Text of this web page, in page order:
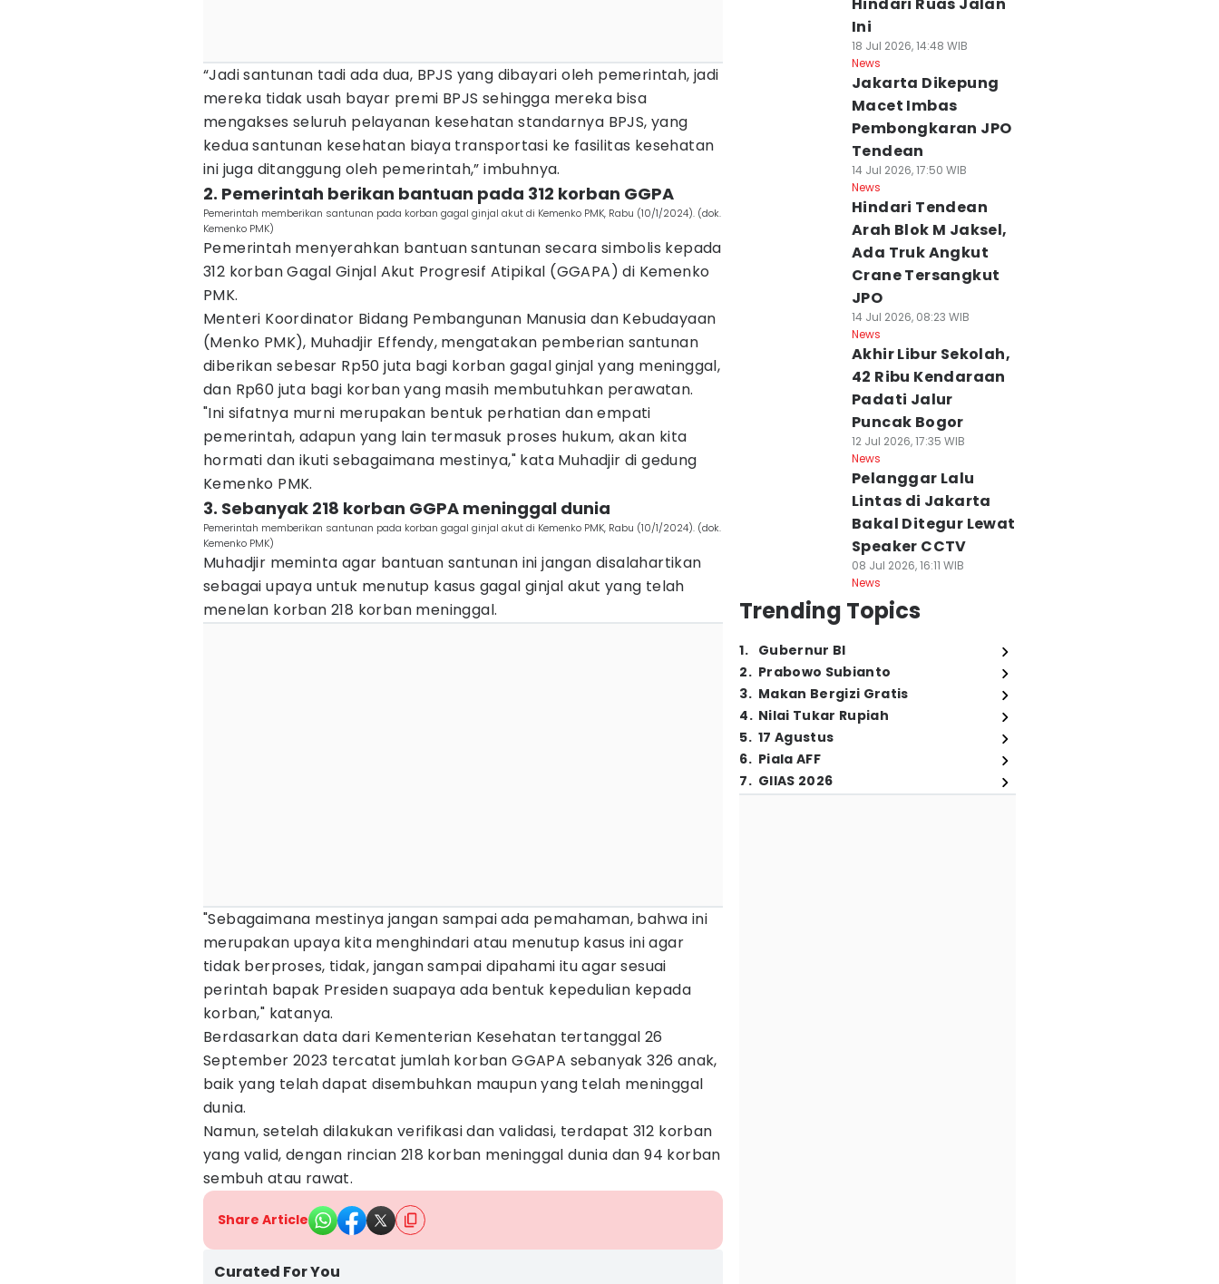
“Jadi santunan tadi ada dua, BPJS yang dibayari oleh pemerintah, jadi
mereka tidak usah bayar premi BPJS sehingga mereka bisa
mengakses seluruh pelayanan kesehatan standarnya BPJS, yang
kedua santunan kesehatan biaya transportasi ke fasilitas kesehatan
ini juga ditanggung oleh pemerintah,” imbuhnya.
2. Pemerintah berikan bantuan pada 312 korban GGPA
Pemerintah memberikan santunan pada korban gagal ginjal akut di Kemenko PMK, Rabu (10/1/2024). (dok.
Kemenko PMK)
Pemerintah menyerahkan bantuan santunan secara simbolis kepada
312 korban Gagal Ginjal Akut Progresif Atipikal (GGAPA) di Kemenko
PMK.
Menteri Koordinator Bidang Pembangunan Manusia dan Kebudayaan
(Menko PMK), Muhadjir Effendy, mengatakan pemberian santunan
diberikan sebesar Rp50 juta bagi korban gagal ginjal yang meninggal,
dan Rp60 juta bagi korban yang masih membutuhkan perawatan.
"Ini sifatnya murni merupakan bentuk perhatian dan empati
pemerintah, adapun yang lain termasuk proses hukum, akan kita
hormati dan ikuti sebagaimana mestinya," kata Muhadjir di gedung
Kemenko PMK.
3. Sebanyak 218 korban GGPA meninggal dunia
Pemerintah memberikan santunan pada korban gagal ginjal akut di Kemenko PMK, Rabu (10/1/2024). (dok.
Kemenko PMK)
Muhadjir meminta agar bantuan santunan ini jangan disalahartikan
sebagai upaya untuk menutup kasus gagal ginjal akut yang telah
menelan korban 218 korban meninggal.
"Sebagaimana mestinya jangan sampai ada pemahaman, bahwa ini
merupakan upaya kita menghindari atau menutup kasus ini agar
tidak berproses, tidak, jangan sampai dipahami itu agar sesuai
perintah bapak Presiden suapaya ada bentuk kepedulian kepada
korban," katanya.
Berdasarkan data dari Kementerian Kesehatan tertanggal 26
September 2023 tercatat jumlah korban GGAPA sebanyak 326 anak,
baik yang telah dapat disembuhkan maupun yang telah meninggal
dunia.
Namun, setelah dilakukan verifikasi dan validasi, terdapat 312 korban
yang valid, dengan rincian 218 korban meninggal dunia dan 94 korban
sembuh atau rawat.
Share Article
Curated For You
Ini
18 Jul 2026, 14:48 WIB
News
Jakarta Dikepung
Macet Imbas
Pembongkaran JPO
Tendean
14 Jul 2026, 17:50 WIB
News
Hindari Tendean
Arah Blok M Jaksel,
Ada Truk Angkut
Crane Tersangkut
JPO
14 Jul 2026, 08:23 WIB
News
Akhir Libur Sekolah,
42 Ribu Kendaraan
Padati Jalur
Puncak Bogor
12 Jul 2026, 17:35 WIB
News
Pelanggar Lalu
Lintas di Jakarta
Bakal Ditegur Lewat
Speaker CCTV
08 Jul 2026, 16:11 WIB
News
Trending Topics
1. Gubernur BI
2. Prabowo Subianto
3. Makan Bergizi Gratis
4. Nilai Tukar Rupiah
5. 17 Agustus
6. Piala AFF
7. GIIAS 2026